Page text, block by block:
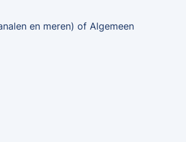
en meren) of Algemeen